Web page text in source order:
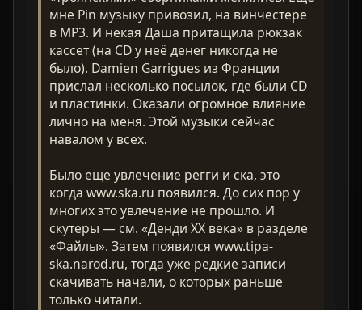
мне Pin музыку привозил, на винчестере
в MP3. И некая Даша притащила рюкзак
кассет (на CD у неё денег никогда не
было). Damien Garrigues из Франции
прислал несколько посылок, где были CD
и пластинки. Оказали огромное влияние
лично на меня. Этой музыки сейчас
навалом у всех.
Было еще увлечение регги и ска, это
когда www.ska.ru появился. До сих пор у
многих это увлечение не прошло. И
скутеры — см. «Денди XX века» в разделе
«Файлы». Затем появился www.tipa-
ska.narod.ru, тогда уже редкие записи
скачивать начали, о которых раньше
только читали.